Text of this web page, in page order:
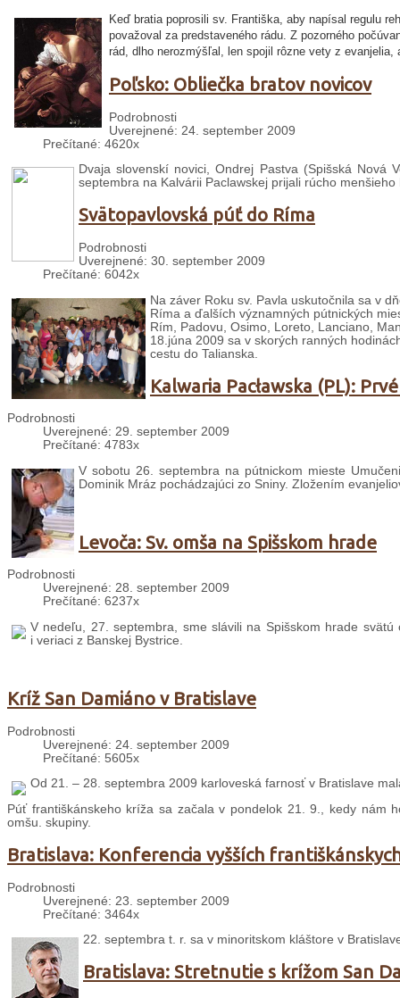
Keď bratia poprosili sv. Františka, aby napísal regulu
považoval za predstaveného rádu. Z pozorného
rád, dlho nerozmýšľal, len spojil rôzne vety z evanjelia,
Poľsko: Obliečka bratov novicov
Podrobnosti
Uverejnené: 24. september 2009
Prečítané: 4620x
Dvaja slovenskí novici, Ondrej Pastva (Spišská
septembra na Kalvárii Paclawskej prijali rúcho menšieho
Svätopavlovská púť do Ríma
Podrobnosti
Uverejnené: 30. september 2009
Prečítané: 6042x
Na záver Roku sv. Pavla uskutočnila sa v
Ríma a ďalších významných pútnických
Rím, Padovu, Osimo, Loreto, Lanciano,
18.júna 2009 sa v skorých ranných
cestu do Talianska.
Kalwaria Pacławska (PL):
Podrobnosti
Uverejnené: 29. september 2009
Prečítané: 4783x
V sobotu 26. septembra na pútnickom mieste
Dominik Mráz pochádzajúci zo Sniny. Zložením
Levoča: Sv. omša na Spišskom hrade
Podrobnosti
Uverejnené: 28. september 2009
Prečítané: 6237x
V nedeľu, 27. septembra, sme slávili na Spišskom hrade
i veriaci z Banskej Bystrice.
Kríž San Damiáno v Bratislave
Podrobnosti
Uverejnené: 24. september 2009
Prečítané: 5605x
Od 21. – 28. septembra 2009 karloveská farnosť v Bratislave
Púť františkánskeho kríža sa začala v pondelok 21. 9., kedy nám
omšu. skupiny.
Bratislava: Konferencia vyšších
Podrobnosti
Uverejnené: 23. september 2009
Prečítané: 3464x
22. septembra t. r. sa v minoritskom kláštore v
Bratislava: Stretnutie s krížom San